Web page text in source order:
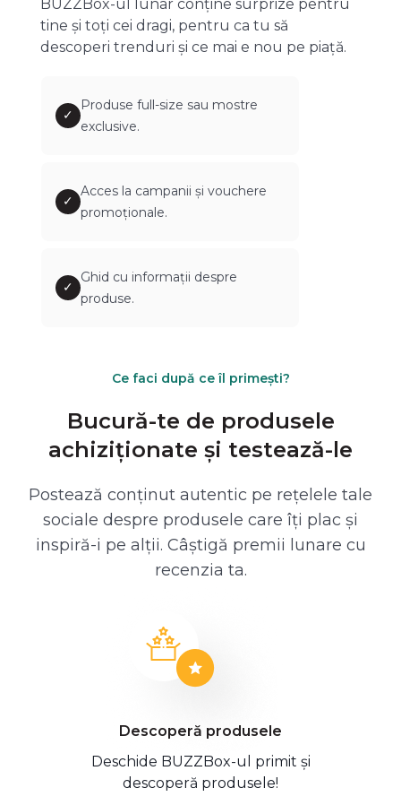
BUZZBox-ul lunar conține surprize pentru
tine și toți cei dragi, pentru ca tu să
descoperi trenduri și ce mai e nou pe piață.
✓
Produse full-size sau mostre
exclusive.
✓
Acces la campanii și vouchere
promoționale.
✓
Ghid cu informații despre
produse.
Ce faci după ce îl primești?
Bucură-te de produsele
achiziționate și testează-le
Postează conținut autentic pe rețelele tale
sociale despre produsele care îți plac și
inspiră-i pe alții. Câștigă premii lunare cu
recenzia ta.
Descoperă produsele
Deschide BUZZBox-ul primit și
descoperă produsele!